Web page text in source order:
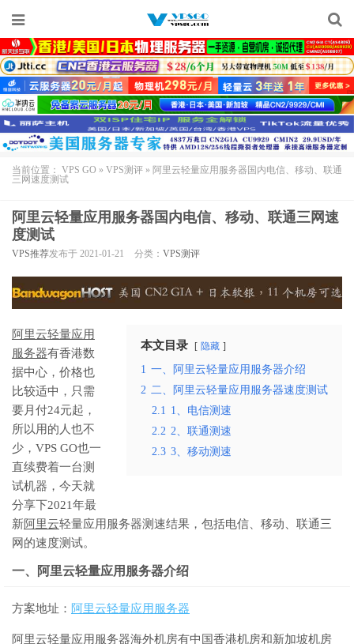
当前位置： VPS GO » VPS测评 » 阿里云轻量应用服务器国内电信、移动、联通
三网速度测试
阿里云轻量应用服务器国内电信、移动、联通三网速
度测试
VPS推荐发布于 2021-01-21 分类： VPS测评
本文目录 隐藏
1 一、阿里云轻量应用服务器介绍
2 二、阿里云轻量应用服务器速度测试
2.1 1、电信测速
2.2 2、联通测速
2.3 3、移动测速
阿里云轻量应用
服务器有香港数
据中心，价格也
比较适中，只需
要月付24元起，
所以用的人也不
少，VPS GO也一
直续费着一台测
试机器，今天就
分享下2021年最
新阿里云轻量应用服务器测速结果，包括电信、移动、联通三
网的速度测试。
一、阿里云轻量应用服务器介绍
方案地址： 阿里云轻量应用服务器
阿里云轻量应用服务器海外机房有中国香港机房和新加坡机房